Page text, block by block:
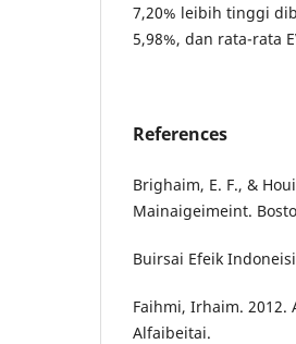
7,20% leibih tinggi
5,98%, dan rata-rata
References
Brighaim, E. F., &
Mainaigeimeint.
Buirsai Efeik
Faihmi, Irhaim.
Alfaibeitai.